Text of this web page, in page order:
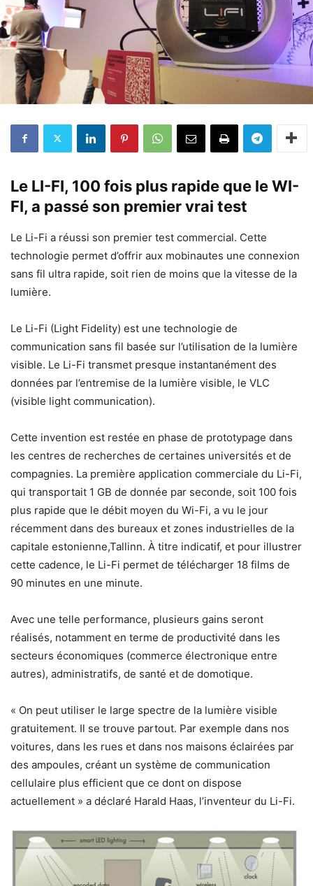
Le LI-FI, 100 fois plus rapide que le WI-
FI, a passé son premier vrai test
Le Li-Fi a réussi son premier test commercial. Cette
technologie permet d’offrir aux mobinautes une connexion
sans fil ultra rapide, soit rien de moins que la vitesse de la
lumière.
Le Li-Fi (Light Fidelity) est une technologie de
communication sans fil basée sur l’utilisation de la lumière
visible. Le Li-Fi transmet presque instantanément des
données par l’entremise de la lumière visible, le VLC
(visible light communication).
Cette invention est restée en phase de prototypage dans
les centres de recherches de certaines universités et de
compagnies. La première application commerciale du Li-Fi,
qui transportait 1 GB de donnée par seconde, soit 100 fois
plus rapide que le débit moyen du Wi-Fi, a vu le jour
récemment dans des bureaux et zones industrielles de la
capitale estonienne,Tallinn. À titre indicatif, et pour illustrer
cette cadence, le Li-Fi permet de télécharger 18 films de
90 minutes en une minute.
Avec une telle performance, plusieurs gains seront
réalisés, notamment en terme de productivité dans les
secteurs économiques (commerce électronique entre
autres), administratifs, de santé et de domotique.
« On peut utiliser le large spectre de la lumière visible
gratuitement. Il se trouve partout. Par exemple dans nos
voitures, dans les rues et dans nos maisons éclairées par
des ampoules, créant un système de communication
cellulaire plus efficient que ce dont on dispose
actuellement » a déclaré Harald Haas, l’inventeur du Li-Fi.